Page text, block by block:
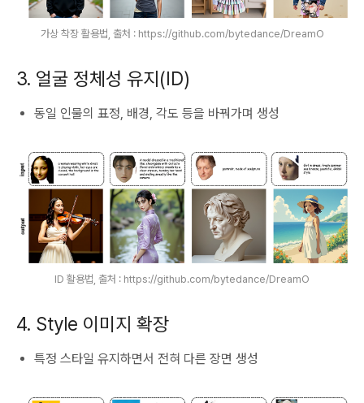
가상 착장 활용법, 출처 : https://github.com/bytedance/DreamO
3. 얼굴 정체성 유지(ID)
동일 인물의 표정, 배경, 각도 등을 바꿔가며 생성
ID 활용법, 출처 : https://github.com/bytedance/DreamO
4. Style 이미지 확장
특정 스타일 유지하면서 전혀 다른 장면 생성